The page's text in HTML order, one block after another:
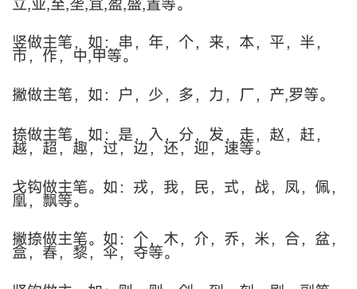
竖做主笔，如：串，年，个，来，本，平，半，
市，作，中,甲等。
撇做主笔，如：户，少，多，力，厂，产,罗等。
捺做主笔，如：是，入，分，发，走，赵，赶，
越，超，趣，过，边，还，迎，速等。
戈钩做主笔。如：戎，我，民，式，战，凤，佩，
凰，飘等。
撇捺做主笔。如：个，木，介，乔，米，合，盆，
盒，春，黎，伞，夺等。